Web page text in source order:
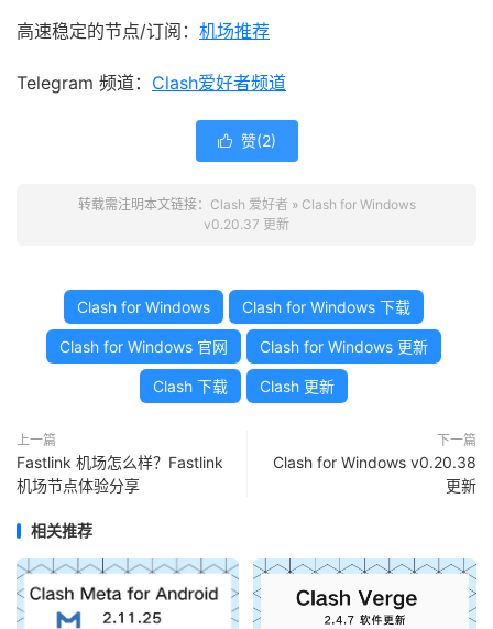
高速稳定的节点/订阅： 机场推荐
Telegram 频道： Clash爱好者频道
 赞(2)
转载需注明本文链接： Clash 爱好者 » Clash for Windows
v0.20.37 更新
Clash for Windows Clash for Windows 下载
Clash for Windows 官网 Clash for Windows 更新
Clash 下载 Clash 更新
上一篇
Fastlink 机场怎么样？Fastlink
机场节点体验分享
下一篇
Clash for Windows v0.20.38
更新
相关推荐